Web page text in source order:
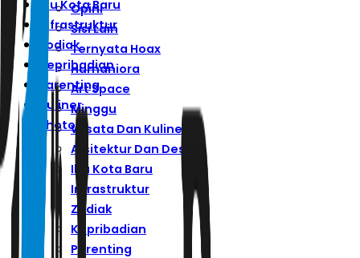
Ibu Kota Baru
Infrastruktur
Zodiak
Kepribadian
Parenting
Kuliner
Photo
Opini
Sisi Lain
Ternyata Hoax
Humaniora
Art Space
Minggu
Wisata Dan Kuliner
Arsitektur Dan Desain
Ibu Kota Baru
Infrastruktur
Zodiak
Kepribadian
Parenting